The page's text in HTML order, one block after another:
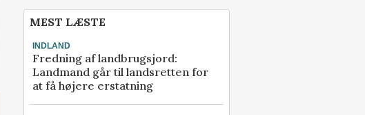
MEST LÆSTE
INDLAND
Fredning af landbrugsjord:
Landmand går til landsretten for
at få højere erstatning